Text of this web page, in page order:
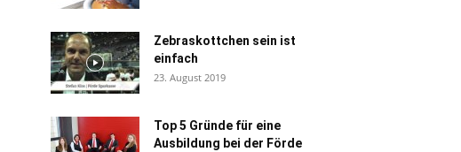
Zebraskottchen sein ist
einfach
23. August 2019
Top 5 Gründe für eine
Ausbildung bei der Förde